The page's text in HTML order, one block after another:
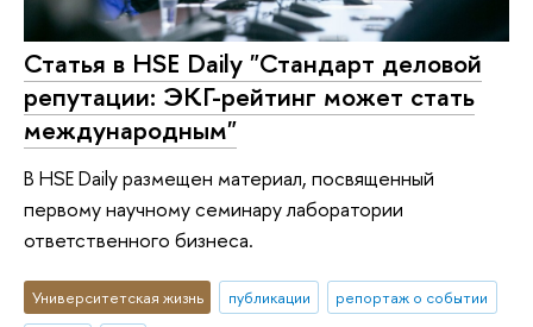
Статья в HSE Daily "Стандарт деловой
репутации: ЭКГ-рейтинг может стать
международным"
В HSE Daily размещен материал, посвященный
первому научному семинару лаборатории
ответственного бизнеса.
Университетская жизнь публикации репортаж о событии